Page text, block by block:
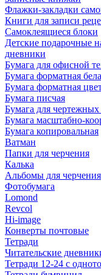
Флажки-закладки
Книги для записи
Самоклеящиеся блоки
Детские подарочные
дневники
Бумага для офисной
Бумага форматная
Бумага форматная
Бумага писчая
Бумага для
Бумага масштабно-
Бумага копировальная
Ватман
Папки для черчения
Калька
Альбомы для черчения
Фотобумага
Lomond
Revcol
Hi-image
Конверты почтовые
Тетради
Читательские
Тетради 12-24 с